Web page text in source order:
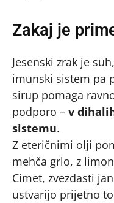
Zakaj je
Jesenski zrak je
imunski sistem pa
sirup pomaga
podporo – v
sistemu.
Z eteričnimi olji
mehča grlo, z
Cimet, zvezdasti
ustvarijo prijetno